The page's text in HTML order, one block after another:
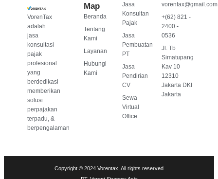
VorenTax
adalah
jasa
konsultasi
pajak
profesional
yang
berdedikasi
memberikan
solusi
perpajakan
terpadu, &
berpengalaman
Map
Beranda
Tentang
Kami
Layanan
Hubungi
Kami
Jasa
Konsultan
Pajak
Jasa
Pembuatan
PT
Jasa
Pendirian
CV
Sewa
Virtual
Office
vorentax@gmail.com
+(62) 821 -
2400 -
0536
Jl. Tb
Simatupang
Kav 10
12310
Jakarta DKI
Jakarta
Copyright © 2024 Vorentax, All rights reserved